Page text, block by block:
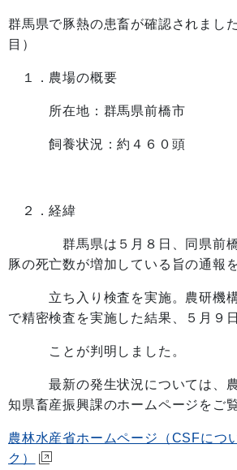
群馬県で豚熱の患畜が確認されまし
目）
１．農場の概要
所在地：群馬県前橋市
飼養状況：約４６０頭
２．経緯
群馬県は５月８日、同県前橋
豚の死亡数が増加している旨の通報
立ち入り検査を実施。農研機構
で精密検査を実施した結果、５月９
ことが判明しました。
最新の発生状況については、農
知県畜産振興課のホームページをご
農林水産省ホームページ（CSFにつ
ク）